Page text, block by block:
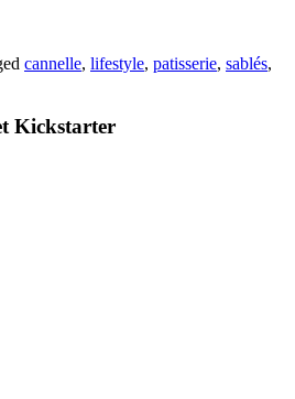
cannelle, lifestyle, patisserie, sablés,
Kickstarter